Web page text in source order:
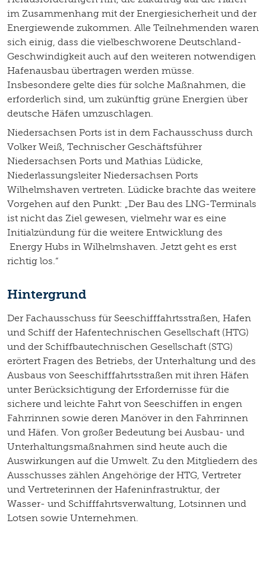
im Zusammenhang mit der Energiesicherheit und der
Energiewende zukommen. Alle Teilnehmenden waren
sich einig, dass die vielbeschworene Deutschland-
Geschwindigkeit auch auf den weiteren notwendigen
Hafenausbau übertragen werden müsse.
Insbesondere gelte dies für solche Maßnahmen, die
erforderlich sind, um zukünftig grüne Energien über
deutsche Häfen umzuschlagen.
Niedersachsen Ports ist in dem Fachausschuss durch
Volker Weiß, Technischer Geschäftsführer
Niedersachsen Ports und Mathias Lüdicke,
Niederlassungsleiter Niedersachsen Ports
Wilhelmshaven vertreten. Lüdicke brachte das weitere
Vorgehen auf den Punkt: „Der Bau des LNG-Terminals
ist nicht das Ziel gewesen, vielmehr war es eine
Initialzündung für die weitere Entwicklung des
Energy Hubs in Wilhelmshaven. Jetzt geht es erst
richtig los.“
Hintergrund
Der Fachausschuss für Seeschifffahrtsstraßen, Hafen
und Schiff der Hafentechnischen Gesellschaft (HTG)
und der Schiffbautechnischen Gesellschaft (STG)
erörtert Fragen des Betriebs, der Unterhaltung und des
Ausbaus von Seeschifffahrtsstraßen mit ihren Häfen
unter Berücksichtigung der Erfordernisse für die
sichere und leichte Fahrt von Seeschiffen in engen
Fahrrinnen sowie deren Manöver in den Fahrrinnen
und Häfen. Von großer Bedeutung bei Ausbau- und
Unterhaltungsmaßnahmen sind heute auch die
Auswirkungen auf die Umwelt. Zu den Mitgliedern des
Ausschusses zählen Angehörige der HTG, Vertreter
und Vertreterinnen der Hafeninfrastruktur, der
Wasser- und Schifffahrtsverwaltung, Lotsinnen und
Lotsen sowie Unternehmen.